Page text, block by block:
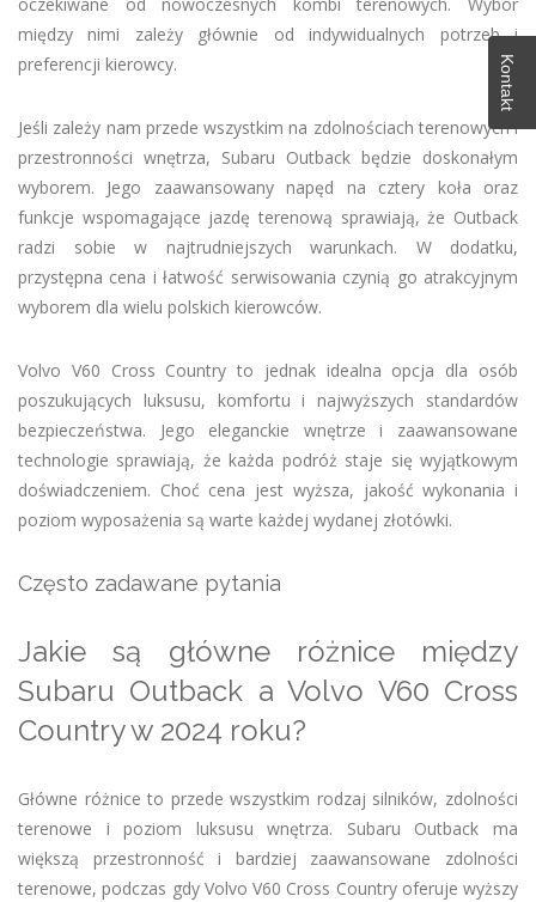
między nimi zależy głównie od indywidualnych potrzeb i
preferencji kierowcy.
Jeśli zależy nam przede wszystkim na zdolnościach terenowych i
przestronności wnętrza, Subaru Outback będzie doskonałym
wyborem. Jego zaawansowany napęd na cztery koła oraz
funkcje wspomagające jazdę terenową sprawiają, że Outback
radzi sobie w najtrudniejszych warunkach. W dodatku,
przystępna cena i łatwość serwisowania czynią go atrakcyjnym
wyborem dla wielu polskich kierowców.
Volvo V60 Cross Country to jednak idealna opcja dla osób
poszukujących luksusu, komfortu i najwyższych standardów
bezpieczeństwa. Jego eleganckie wnętrze i zaawansowane
technologie sprawiają, że każda podróż staje się wyjątkowym
doświadczeniem. Choć cena jest wyższa, jakość wykonania i
poziom wyposażenia są warte każdej wydanej złotówki.
Często zadawane pytania
Jakie są główne różnice między
Subaru Outback a Volvo V60 Cross
Country w 2024 roku?
Główne różnice to przede wszystkim rodzaj silników, zdolności
terenowe i poziom luksusu wnętrza. Subaru Outback ma
większą przestronność i bardziej zaawansowane zdolności
terenowe, podczas gdy Volvo V60 Cross Country oferuje wyższy
Kontakt